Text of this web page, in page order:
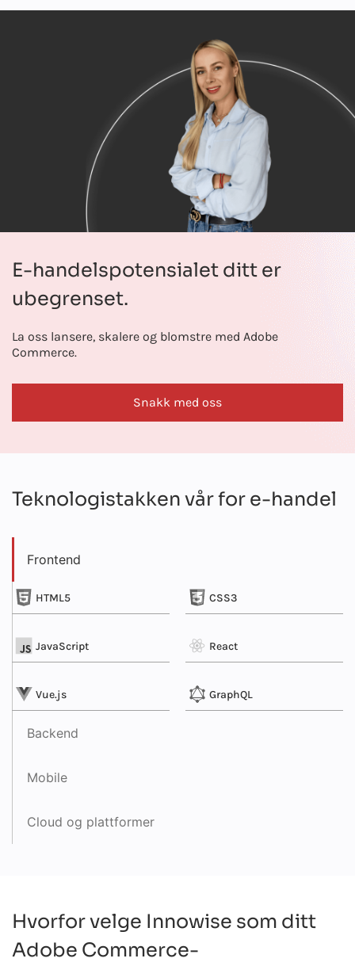
E-handelspotensialet ditt er
ubegrenset.
La oss lansere, skalere og blomstre med Adobe
Commerce.
Snakk med oss
Teknologistakken vår for e-handel
Frontend
HTML5 CSS3
JavaScript React
Vue.js GraphQL
Backend
Mobile
Cloud og plattformer
Hvorfor velge Innowise som ditt
Adobe Commerce-